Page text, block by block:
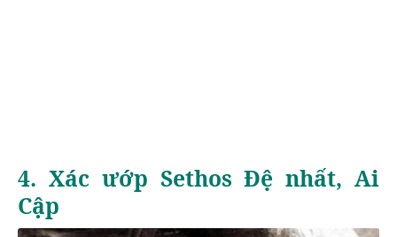
4. Xác ướp Sethos Đệ nhất, Ai
Cập